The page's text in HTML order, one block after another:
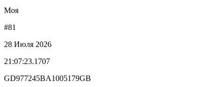
Моя
#81
28 Июля 2026
21:07:23.1707
GD977245BA1005179GB